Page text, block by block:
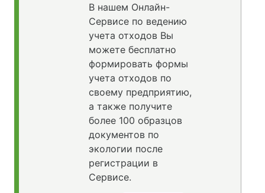
В нашем Онлайн-
Сервисе по ведению
учета отходов Вы
можете бесплатно
формировать формы
учета отходов по
своему предприятию,
а также получите
более 100 образцов
документов по
экологии после
регистрации в
Сервисе.